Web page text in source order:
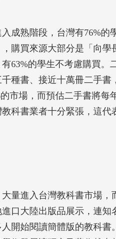
成熟階段，台灣有76%的
購買來源大部分是「向
63%的學生不考慮購買。
種書、接近十萬冊二手
市場，而預估二手書將每
科書業者十分緊張，這代
量進入台灣教科書市場，
口大陸出版品展示，連知
開始閱讀簡體版的教科